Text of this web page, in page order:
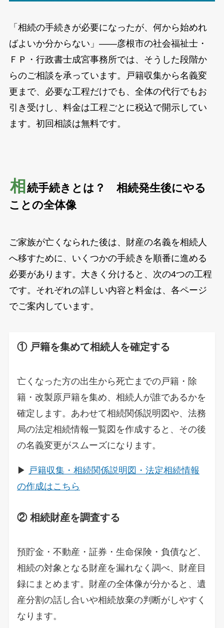
「相続の手続きが必要になったが、何から始めれ
ばよいか分からない」——彦根市の社会福祉士・
ＦＰ・行政書士成宮事務所では、そうした段階か
らのご相談を承っています。戸籍収集から名義変
更まで、必要な工程だけでも、全体の代行でもお
引き受けし、料金は工程ごとに税込で開示してい
ます。初回相談は無料です。
相続手続きとは？ 相続発生後にやる
ことの全体像
ご家族が亡くなられた後は、財産の名義を相続人
へ移すために、いくつかの手続きを順番に進める
必要があります。大きく分けると、次の4つの工程
です。それぞれの詳しい内容と料金は、各ページ
でご案内しています。
① 戸籍を集めて相続人を確定する
亡くなった方の出生から死亡までの戸籍・除
籍・改製原戸籍を集め、相続人が誰であるかを
確定します。あわせて相続関係説明図や、法務
局の法定相続情報一覧図を作成すると、その後
の名義変更がスムーズになります。
▶ 戸籍収集・相続関係説明図・法定相続情報
の作成はこちら
② 相続財産を調査する
預貯金・不動産・証券・生命保険・負債など、
相続の対象となる財産を漏れなく調べ、財産目
録にまとめます。財産の全体像が分かると、遺
産分割の話し合いや相続放棄の判断がしやすく
なります。